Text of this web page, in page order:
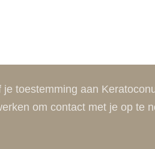
toestemming aan
om contact met je op te